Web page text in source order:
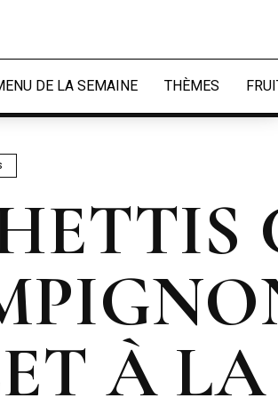
et mesurer l'audience.
DE LA SEMAINE THÈMES
À LA